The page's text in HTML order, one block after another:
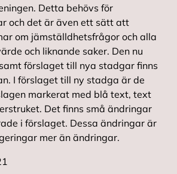
Detta behövs för
och det är även ett sätt att
om jämställdhetsfrågor och alla
och liknande saker. Den nu
förslaget till nya stadgar finns
I förslaget till ny stadga är de
markerat med blå text, text
Det finns små ändringar
i förslaget. Dessa ändringar är
mer än ändringar.